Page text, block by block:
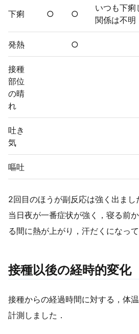
下痢 ○ ○
いつも下痢
関係は不明
発熱 ○
接種
部位
の晴
れ
吐き
気
嘔吐
2回目のほうが副反応は強く出ま
当日夜が一番症状が強く，寝る前
る間に熱が上がり，汗だくになっ
接種以後の経時的変化
接種からの経過時間に対する，体
計測しました．